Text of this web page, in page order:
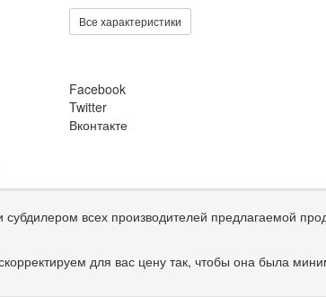
Все характеристики
Facebook
Twitter
Вконтакте
всех производителей предлагаемой
для вас цену так, чтобы она была